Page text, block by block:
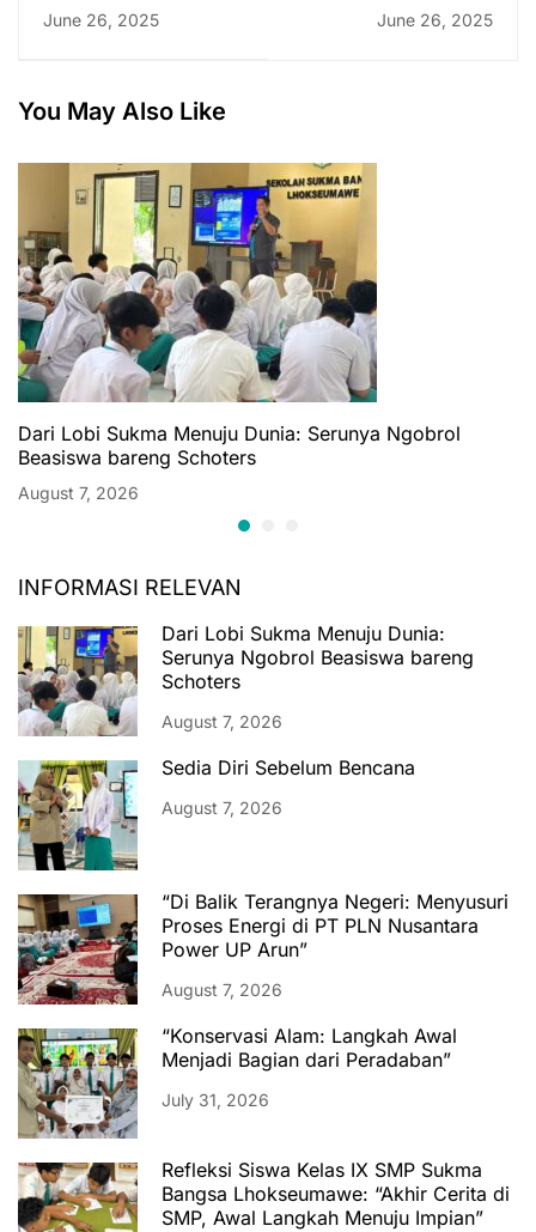
June 26, 2025
Tamu Ustaz Usmani
June 26, 2025
You May Also Like
Dari Lobi Sukma Menuju Dunia: Serunya Ngobrol
Beasiswa bareng Schoters
August 7, 2026
INFORMASI RELEVAN
Dari Lobi Sukma Menuju Dunia:
Serunya Ngobrol Beasiswa bareng
Schoters
August 7, 2026
Sedia Diri Sebelum Bencana
August 7, 2026
“Di Balik Terangnya Negeri: Menyusuri
Proses Energi di PT PLN Nusantara
Power UP Arun”
August 7, 2026
“Konservasi Alam: Langkah Awal
Menjadi Bagian dari Peradaban”
July 31, 2026
Refleksi Siswa Kelas IX SMP Sukma
Bangsa Lhokseumawe: “Akhir Cerita di
SMP, Awal Langkah Menuju Impian”